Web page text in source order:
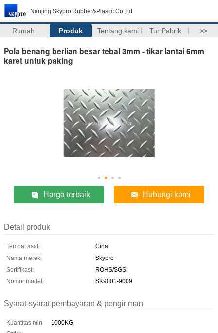
Nanjing Skypro Rubber&Plastic Co.,ltd
Rumah Produk Tentang kami Tur Pabrik >>
Pola benang berlian besar tebal 3mm - tikar lantai 6mm
karet untuk paking
Harga terbaik Hubungi kami
Detail produk
Tempat asal:
Cina
Nama merek:
Skypro
Sertifikasi:
ROHS/SGS
Nomor model:
SK9001-9009
Syarat-syarat pembayaran & pengiriman
Kuantitas min
1000KG